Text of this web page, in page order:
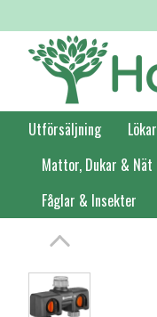
Utförsäljning
Mattor, Dukar & Nät
Fåglar & Insekter
Förstasidan Bevattning